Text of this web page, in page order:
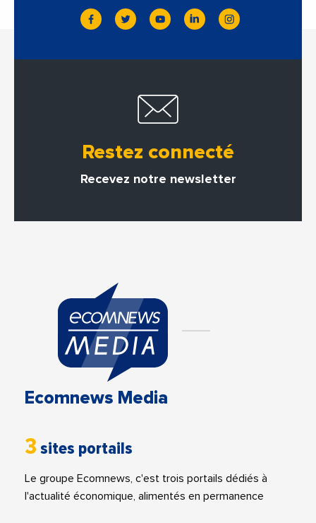
Restez connecté
Recevez notre newsletter
Ecomnews Media
3 sites portails
Le groupe Ecomnews, c'est trois portails dédiés à
l'actualité économique, alimentés en permanence